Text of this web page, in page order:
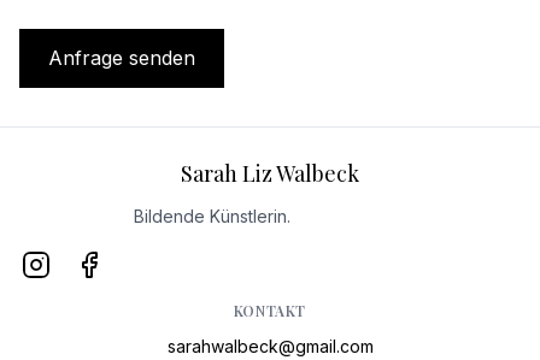
Anfrage senden
Sarah Liz Walbeck
Bildende Künstlerin.
KONTAKT
sarahwalbeck@gmail.com